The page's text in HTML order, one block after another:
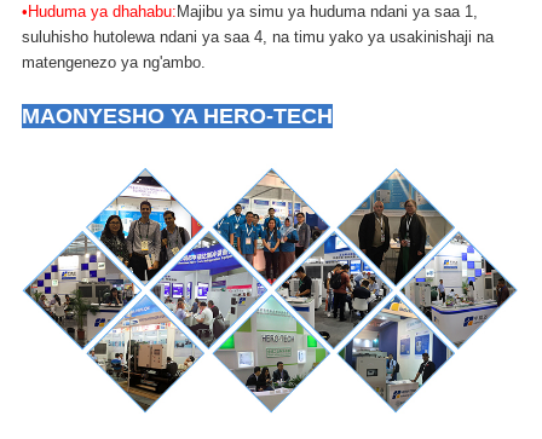
•Huduma ya dhahabu: Majibu ya simu ya huduma ndani ya saa 1,
suluhisho hutolewa ndani ya saa 4, na timu yako ya usakinishaji na
matengenezo ya ng'ambo.
MAONYESHO YA HERO-TECH